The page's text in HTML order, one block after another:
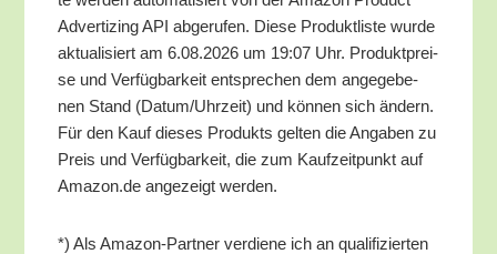
Adver­tiz­ing API abge­ru­fen. Die­se Pro­dukt­lis­te wur­de
aktua­li­siert am 6.08.2026 um 19:07 Uhr. Pro­dukt­prei­
se und Ver­füg­bar­keit ent­spre­chen dem ange­ge­be­
nen Stand (Datum/​Uhrzeit) und kön­nen sich ändern.
Für den Kauf die­ses Pro­dukts gel­ten die Anga­ben zu
Preis und Ver­füg­bar­keit, die zum Kauf­zeit­punkt auf
Amazon.de ange­zeigt werden.
*) Als Ama­zon-Part­ner ver­die­ne ich an qua­li­fi­zier­ten